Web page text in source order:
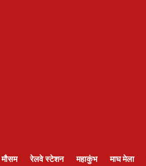
रेलवे स्टेशन महाकुंभ माघ मेला